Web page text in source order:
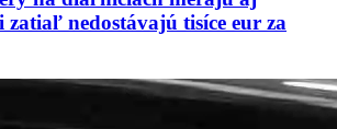
zatiaľ nedostávajú tisíce eur za